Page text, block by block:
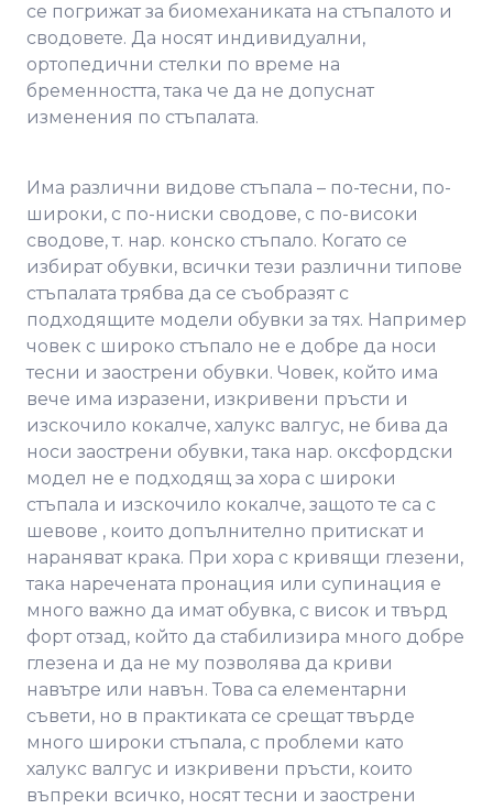
се погрижат за биомеханиката на стъпалото и
сводовете. Да носят индивидуални,
ортопедични стелки по време на
бременността, така че да не допуснат
изменения по стъпалата.
Има различни видове стъпала – по-тесни, по-
широки, с по-ниски сводове, с по-високи
сводове, т. нар. конско стъпало. Когато се
избират обувки, всички тези различни типове
стъпалата трябва да се съобразят с
подходящите модели обувки за тях. Например
човек с широко стъпало не е добре да носи
тесни и заострени обувки. Човек, който има
вече има изразени, изкривени пръсти и
изскочило кокалче, халукс валгус, не бива да
носи заострени обувки, така нар. оксфордски
модел не е подходящ за хора с широки
стъпала и изскочило кокалче, защото те са с
шевове , които допълнително притискат и
нараняват крака. При хора с кривящи глезени,
така наречената пронация или супинация е
много важно да имат обувка, с висок и твърд
форт отзад, който да стабилизира много добре
глезена и да не му позволява да криви
навътре или навън. Това са елементарни
съвети, но в практиката се срещат твърде
много широки стъпала, с проблеми като
халукс валгус и изкривени пръсти, които
въпреки всичко, носят тесни и заострени